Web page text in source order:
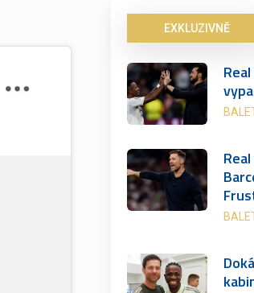
EXKLUZIVNĚ